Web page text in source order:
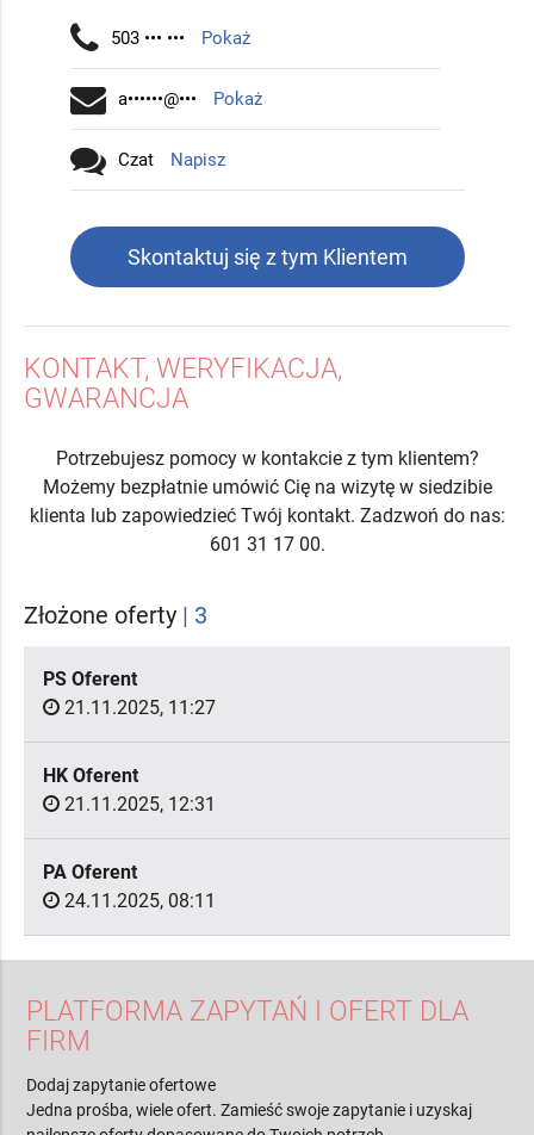
503 ••• ••• Pokaż
a••••••@••• Pokaż
Czat Napisz
Skontaktuj się z tym Klientem
KONTAKT, WERYFIKACJA,
GWARANCJA
Potrzebujesz pomocy w kontakcie z tym klientem?
Możemy bezpłatnie umówić Cię na wizytę w siedzibie
klienta lub zapowiedzieć Twój kontakt. Zadzwoń do nas:
601 31 17 00.
Złożone oferty | 3
PS Oferent
21.11.2025, 11:27
HK Oferent
21.11.2025, 12:31
PA Oferent
24.11.2025, 08:11
PLATFORMA ZAPYTAŃ I OFERT DLA
FIRM
Dodaj zapytanie ofertowe
Jedna prośba, wiele ofert. Zamieść swoje zapytanie i uzyskaj